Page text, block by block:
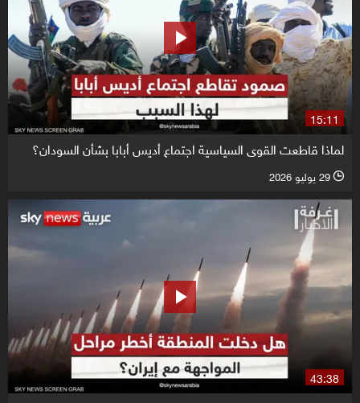
15:11
لماذا قاطعت القوى السياسية اجتماع أديس أبابا بشأن السودان؟
l 29 يوليو 2026
43:38